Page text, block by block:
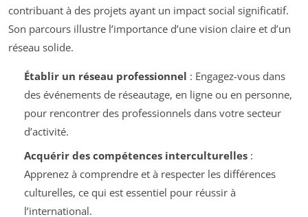
contribuant à des projets ayant un impact social significatif.
Son parcours illustre l’importance d’une vision claire et d’un
réseau solide.
Établir un réseau professionnel : Engagez-vous dans
des événements de réseautage, en ligne ou en personne,
pour rencontrer des professionnels dans votre secteur
d’activité.
Acquérir des compétences interculturelles:
Apprenez à comprendre et à respecter les différences
culturelles, ce qui est essentiel pour réussir à
l’international.